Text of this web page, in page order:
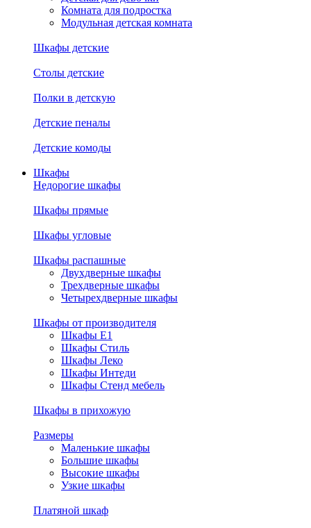
Комната для подростка
Модульная детская комната
Шкафы детские
Столы детские
Полки в детскую
Детские пеналы
Детские комоды
Шкафы
Недорогие шкафы
Шкафы прямые
Шкафы угловые
Шкафы распашные
Двухдверные шкафы
Трехдверные шкафы
Четырехдверные шкафы
Шкафы от производителя
Шкафы E1
Шкафы Стиль
Шкафы Леко
Шкафы Интеди
Шкафы Стенд мебель
Шкафы в прихожую
Размеры
Маленькие шкафы
Большие шкафы
Высокие шкафы
Узкие шкафы
Платяной шкаф